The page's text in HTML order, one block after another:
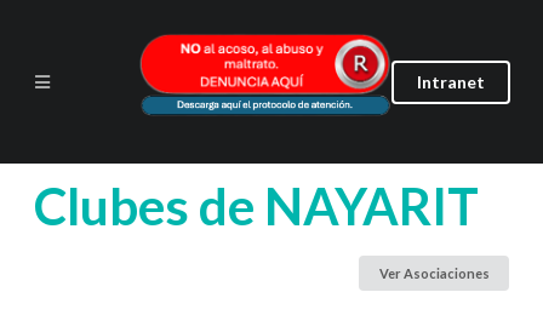
Intranet
Clubes de NAYARIT
Ver Asociaciones